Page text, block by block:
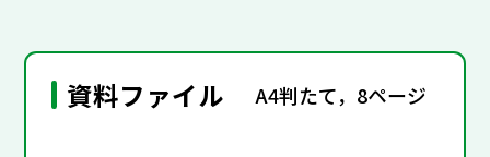
資料ファイル A4判たて，8ページ